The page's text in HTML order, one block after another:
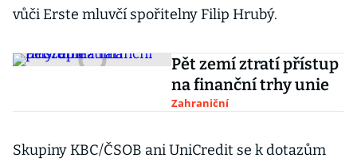
vůči Erste mluvčí spořitelny Filip Hrubý.
Pět zemí ztratí přístup
na finanční trhy unie
Zahraniční
Skupiny KBC/ČSOB ani UniCredit se k dotazům